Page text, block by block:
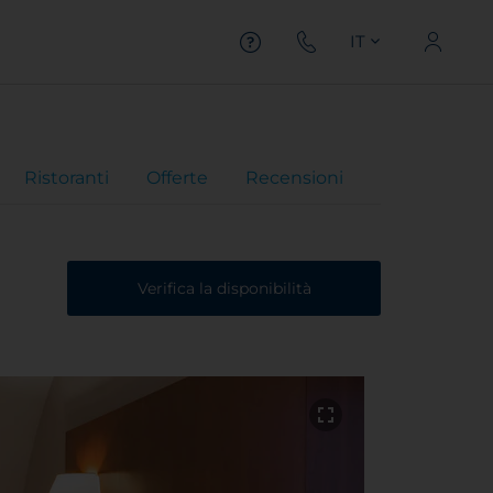
IT
Ristoranti Offerte Recensioni
Verifica la disponibilità